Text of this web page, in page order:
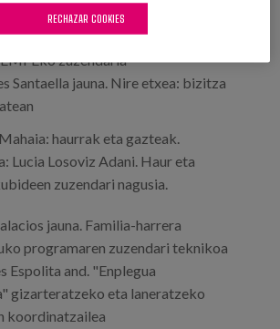
and. Rumbo proiektuaren
zuzendaria
Santaella jauna. Nire etxea: bizitza
haurrak eta gazteak.
Lucia Losoviz Adani. Haur eta
zuzendari nagusia.
jauna. Familia-harrera
programaren zuzendari teknikoa
Espolita and. "Enplegua
gizarteratzeko eta laneratzeko
koordinatzailea
RECHAZAR COOKIES